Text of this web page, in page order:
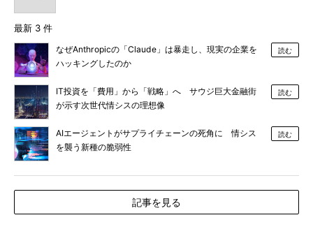
最新 3 件
なぜAnthropicの「Claude」は暴走し、現実の企業を
ハッキングしたのか
読む
IT投資を「費用」から「戦略」へ サウジ巨大金融街
が示す次世代情シスの理想像
読む
AIエージェントがサプライチェーンの死角に 情シス
を襲う新種の脆弱性
読む
記事を見る